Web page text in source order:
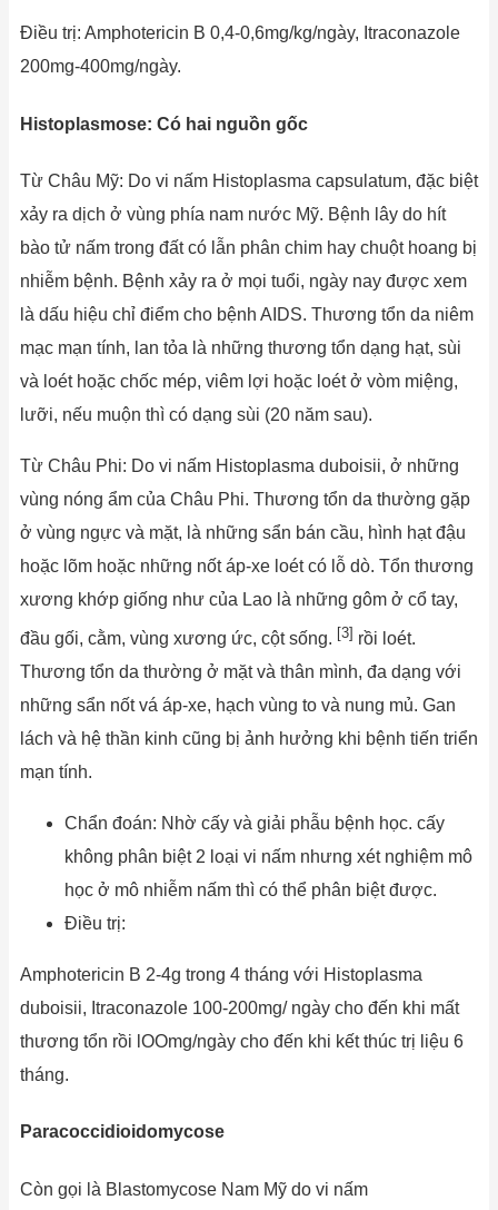
Điều trị: Amphotericin B 0,4-0,6mg/kg/ngày, Itraconazole
200mg-400mg/ngày.
Histoplasmose: Có hai nguồn gốc
Từ Châu Mỹ: Do vi nấm Histoplasma capsulatum, đặc biệt
xảy ra dịch ở vùng phía nam nước Mỹ. Bệnh lây do hít
bào tử nấm trong đất có lẫn phân chim hay chuột hoang bị
nhiễm bệnh. Bệnh xảy ra ở mọi tuổi, ngày nay được xem
là dấu hiệu chỉ điểm cho bệnh AIDS. Thương tổn da niêm
mạc mạn tính, lan tỏa là những thương tổn dạng hạt, sùi
và loét hoặc chốc mép, viêm lợi hoặc loét ở vòm miệng,
lưỡi, nếu muộn thì có dạng sùi (20 năm sau).
Từ Châu Phi: Do vi nấm Histoplasma duboisii, ở những
vùng nóng ẩm của Châu Phi. Thương tổn da thường gặp
ở vùng ngực và mặt, là những sẩn bán cầu, hình hạt đậu
hoặc lõm hoặc những nốt áp-xe loét có lỗ dò. Tổn thương
xương khớp giống như của Lao là những gôm ở cổ tay,
đầu gối, cằm, vùng xương ức, cột sống. [3] rồi loét.
Thương tổn da thường ở mặt và thân mình, đa dạng với
những sẩn nốt vá áp-xe, hạch vùng to và nung mủ. Gan
lách và hệ thần kinh cũng bị ảnh hưởng khi bệnh tiến triển
mạn tính.
Chẩn đoán: Nhờ cấy và giải phẫu bệnh học. cấy
không phân biệt 2 loại vi nấm nhưng xét nghiệm mô
học ở mô nhiễm nấm thì có thể phân biệt được.
Điều trị:
Amphotericin B 2-4g trong 4 tháng với Histoplasma
duboisii, Itraconazole 100-200mg/ ngày cho đến khi mất
thương tổn rồi lOOmg/ngày cho đến khi kết thúc trị liệu 6
tháng.
Paracoccidioidomycose
Còn gọi là Blastomycose Nam Mỹ do vi nấm